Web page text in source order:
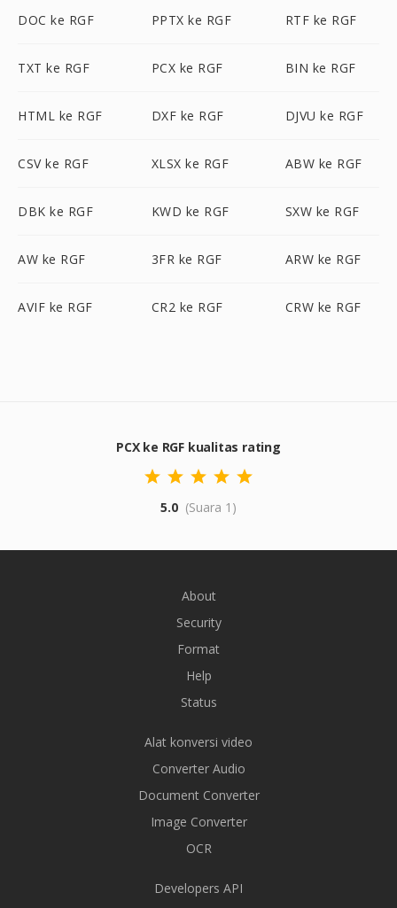
DOC ke RGF PPTX ke RGF RTF ke RGF
TXT ke RGF PCX ke RGF BIN ke RGF
HTML ke RGF DXF ke RGF DJVU ke RGF
CSV ke RGF XLSX ke RGF ABW ke RGF
DBK ke RGF KWD ke RGF SXW ke RGF
AW ke RGF 3FR ke RGF ARW ke RGF
AVIF ke RGF CR2 ke RGF CRW ke RGF
PCX ke RGF kualitas rating
5.0 (Suara 1)
About
Security
Format
Help
Status
Alat konversi video
Converter Audio
Document Converter
Image Converter
OCR
Developers API